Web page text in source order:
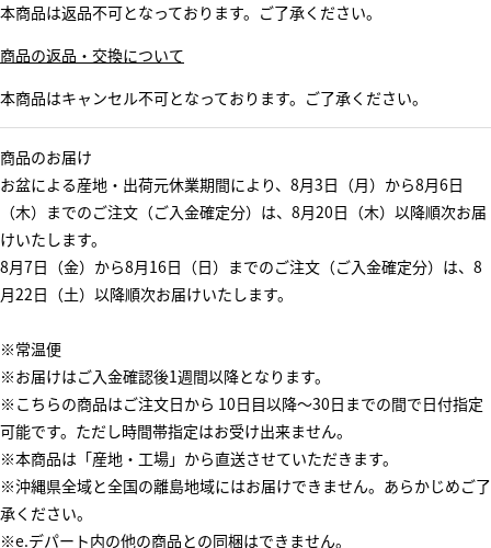
本商品は返品不可となっております。ご了承ください。
商品の返品・交換について
本商品はキャンセル不可となっております。ご了承ください。
商品のお届け
お盆による産地・出荷元休業期間により、8月3日（月）から8月6日
（木）までのご注文（ご入金確定分）は、8月20日（木）以降順次お届
けいたします。
8月7日（金）から8月16日（日）までのご注文（ご入金確定分）は、8
月22日（土）以降順次お届けいたします。
※常温便
※お届けはご入金確認後1週間以降となります。
※こちらの商品はご注文日から 10日目以降～30日までの間で日付指定
可能です。ただし時間帯指定はお受け出来ません。
※本商品は「産地・工場」から直送させていただきます。
※沖縄県全域と全国の離島地域にはお届けできません。あらかじめご了
承ください。
※e.デパート内の他の商品との同梱はできません。